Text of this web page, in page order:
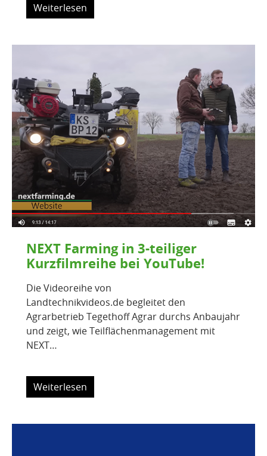
Weiterlesen
NEXT Farming in 3-teiliger
Kurzfilmreihe bei YouTube!
Die Videoreihe von
Landtechnikvideos.de begleitet den
Agrarbetrieb Tegethoff Agrar durchs Anbaujahr
und zeigt, wie Teilflächenmanagement mit
NEXT…
Weiterlesen